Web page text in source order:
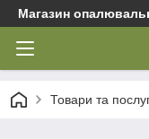
Магазин
Товари та